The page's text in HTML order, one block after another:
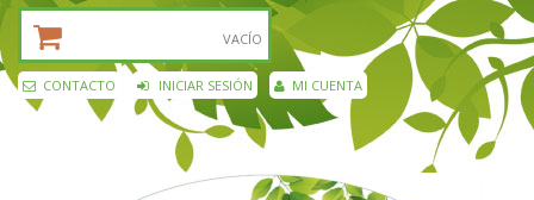
VACÍO
CONTACTO INICIAR SESIÓN MI CUENTA